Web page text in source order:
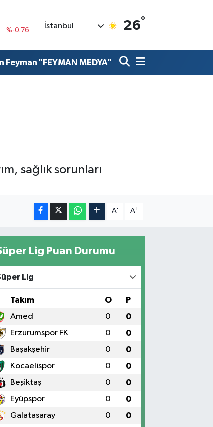
0.02
İstanbul 26°
Feyman "FEYMAN MEDYA"
sağlık sorunları
A- A+
Lig Puan Durumu
Lig
Takım O P
Amed 0 0
Erzurumspor FK 0 0
Başakşehir 0 0
Kocaelispor 0 0
Beşiktaş 0 0
Eyüpspor 0 0
Galatasaray 0 0